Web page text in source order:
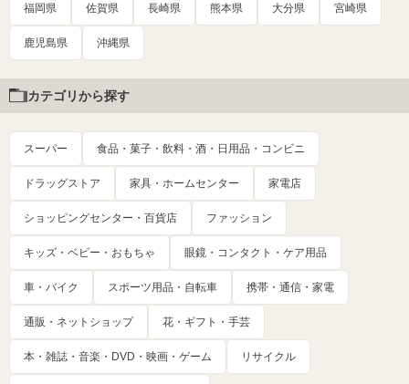
福岡県 佐賀県 長崎県 熊本県 大分県 宮崎県
鹿児島県 沖縄県
カテゴリから探す
スーパー 食品・菓子・飲料・酒・日用品・コンビニ
ドラッグストア 家具・ホームセンター 家電店
ショッピングセンター・百貨店 ファッション
キッズ・ベビー・おもちゃ 眼鏡・コンタクト・ケア用品
車・バイク スポーツ用品・自転車 携帯・通信・家電
通販・ネットショップ 花・ギフト・手芸
本・雑誌・音楽・DVD・映画・ゲーム リサイクル